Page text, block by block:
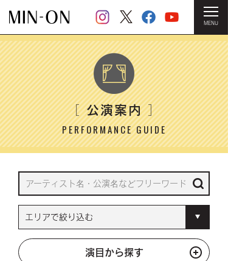
MENU
HOME ＞ 公演案内
［公演案内］
PERFORMANCE GUIDE
演目から探す